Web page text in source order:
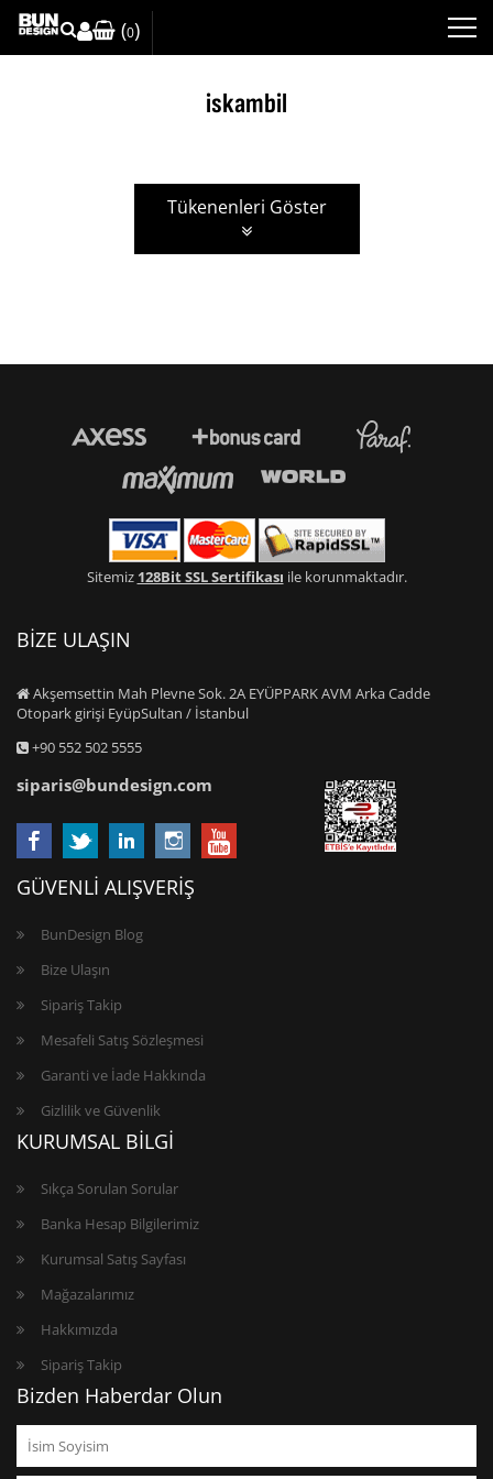
(0)
iskambil
Tükenenleri Göster
Sitemiz 128Bit SSL Sertifikası ile korunmaktadır.
BİZE ULAŞIN
Akşemsettin Mah Plevne Sok. 2A EYÜPPARK AVM Arka Cadde
Otopark girişi EyüpSultan / İstanbul
+90 552 502 5555
siparis@bundesign.com
GÜVENLİ ALIŞVERİŞ
BunDesign Blog
Bize Ulaşın
Sipariş Takip
Mesafeli Satış Sözleşmesi
Garanti ve İade Hakkında
Gizlilik ve Güvenlik
KURUMSAL BİLGİ
Sıkça Sorulan Sorular
Banka Hesap Bilgilerimiz
Kurumsal Satış Sayfası
Mağazalarımız
Hakkımızda
Sipariş Takip
Bizden Haberdar Olun